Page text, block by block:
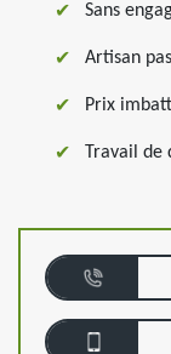
Sans
Artisan
Prix
Travail de